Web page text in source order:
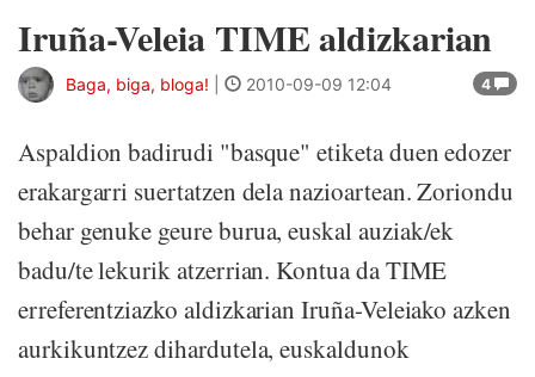
Iruña-Veleia TIME aldizkarian
4
Baga, biga, bloga! 2010-09-09 12:04
Aspaldion badirudi "basque" etiketa duen edozer
erakargarri suertatzen dela nazioartean. Zoriondu
behar genuke geure burua, euskal auziak/ek
badu/te lekurik atzerrian. Kontua da TIME
erreferentziazko aldizkarian Iruña-Veleiako azken
aurkikuntzez dihardutela, euskaldunok